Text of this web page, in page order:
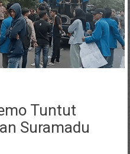
Tuntut
Suramadu